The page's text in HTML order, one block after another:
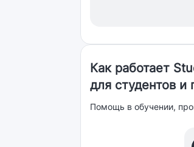
Как работает
для студентов и
Помощь в обучении,